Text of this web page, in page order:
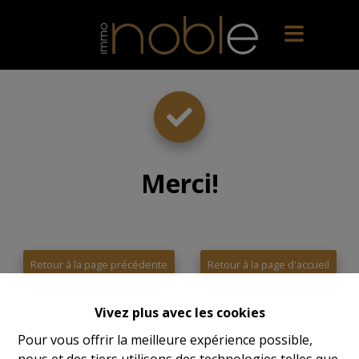
Vivez plus avec les cookies
Pour vous offrir la meilleure expérience possible,
Merci!
Retour à la page précédente Retour à la page d'accueil